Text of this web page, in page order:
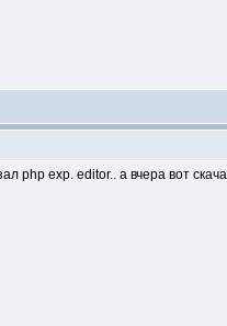
php exp. editor.. а вчера вот